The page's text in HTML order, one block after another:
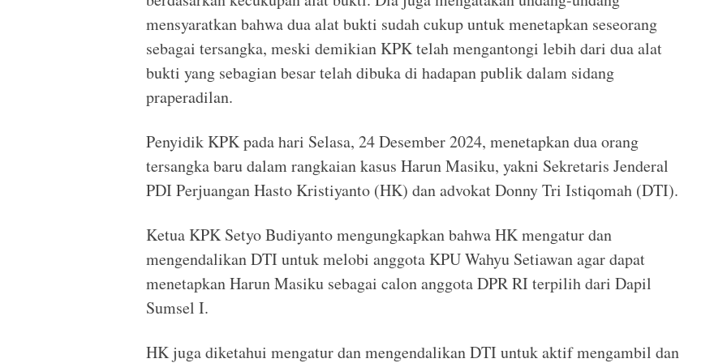
mensyaratkan bahwa dua alat bukti sudah cukup untuk menetapkan seseorang
sebagai tersangka, meski demikian KPK telah mengantongi lebih dari dua alat
bukti yang sebagian besar telah dibuka di hadapan publik dalam sidang
praperadilan.
Penyidik KPK pada hari Selasa, 24 Desember 2024, menetapkan dua orang
tersangka baru dalam rangkaian kasus Harun Masiku, yakni Sekretaris Jenderal
PDI Perjuangan Hasto Kristiyanto (HK) dan advokat Donny Tri Istiqomah (DTI).
Ketua KPK Setyo Budiyanto mengungkapkan bahwa HK mengatur dan
mengendalikan DTI untuk melobi anggota KPU Wahyu Setiawan agar dapat
menetapkan Harun Masiku sebagai calon anggota DPR RI terpilih dari Dapil
Sumsel I.
HK juga diketahui mengatur dan mengendalikan DTI untuk aktif mengambil dan